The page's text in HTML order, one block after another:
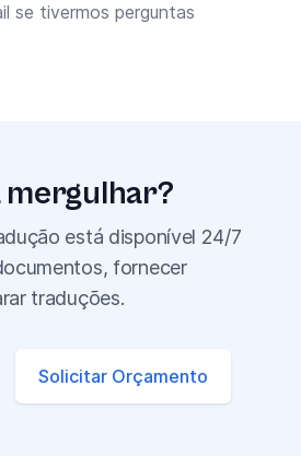
se tivermos perguntas
está disponível 24/7
fornecer
traduções.
Solicitar Orçamento